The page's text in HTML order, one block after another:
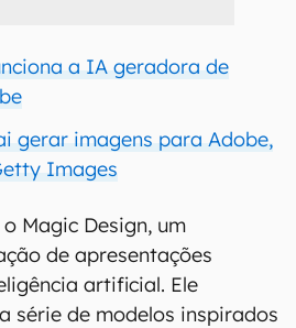
a IA geradora de
gerar imagens para Adobe,
Images
Magic Design, um
de apresentações
artificial. Ele
série de modelos inspirados